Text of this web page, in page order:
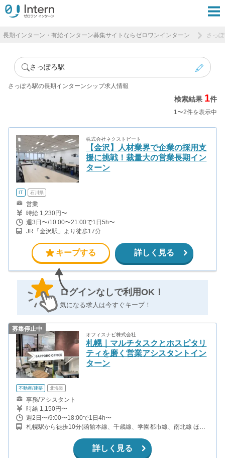
長期インターン・有給インターン募集サイトならゼロワンインターン さっ
さっぽろ駅
さっぽろ駅の長期インターンシップ求人情報
検索結果 1件
1〜2件を表示中
株式会社ネクストビート
【金沢】人材業界で企業の採用支
援に挑戦！裁量大の営業長期イン
ターン
IT 石川県
営業
時給 1,230円〜
週3日〜/10:00〜21:00で1日5h〜
JR「金沢駅」より徒歩17分
キープする 詳しく見る
ログインなしで利用OK！
気になる求人は今すぐキープ！
募集停止中
オフィスナビ株式会社
札幌｜マルチタスクとホスピタリ
ティを磨く営業アシスタントイン
ターン
不動産/建築 北海道
事務/アシスタント
時給 1,150円〜
週2日〜/9:00〜18:00で1日4h〜
札幌駅から徒歩10分(函館本線、千歳線、学園都市線、南北線 ほか)
分(南北線、東豊線) バスセンター前駅から徒歩11分(東西線)
詳しく見る